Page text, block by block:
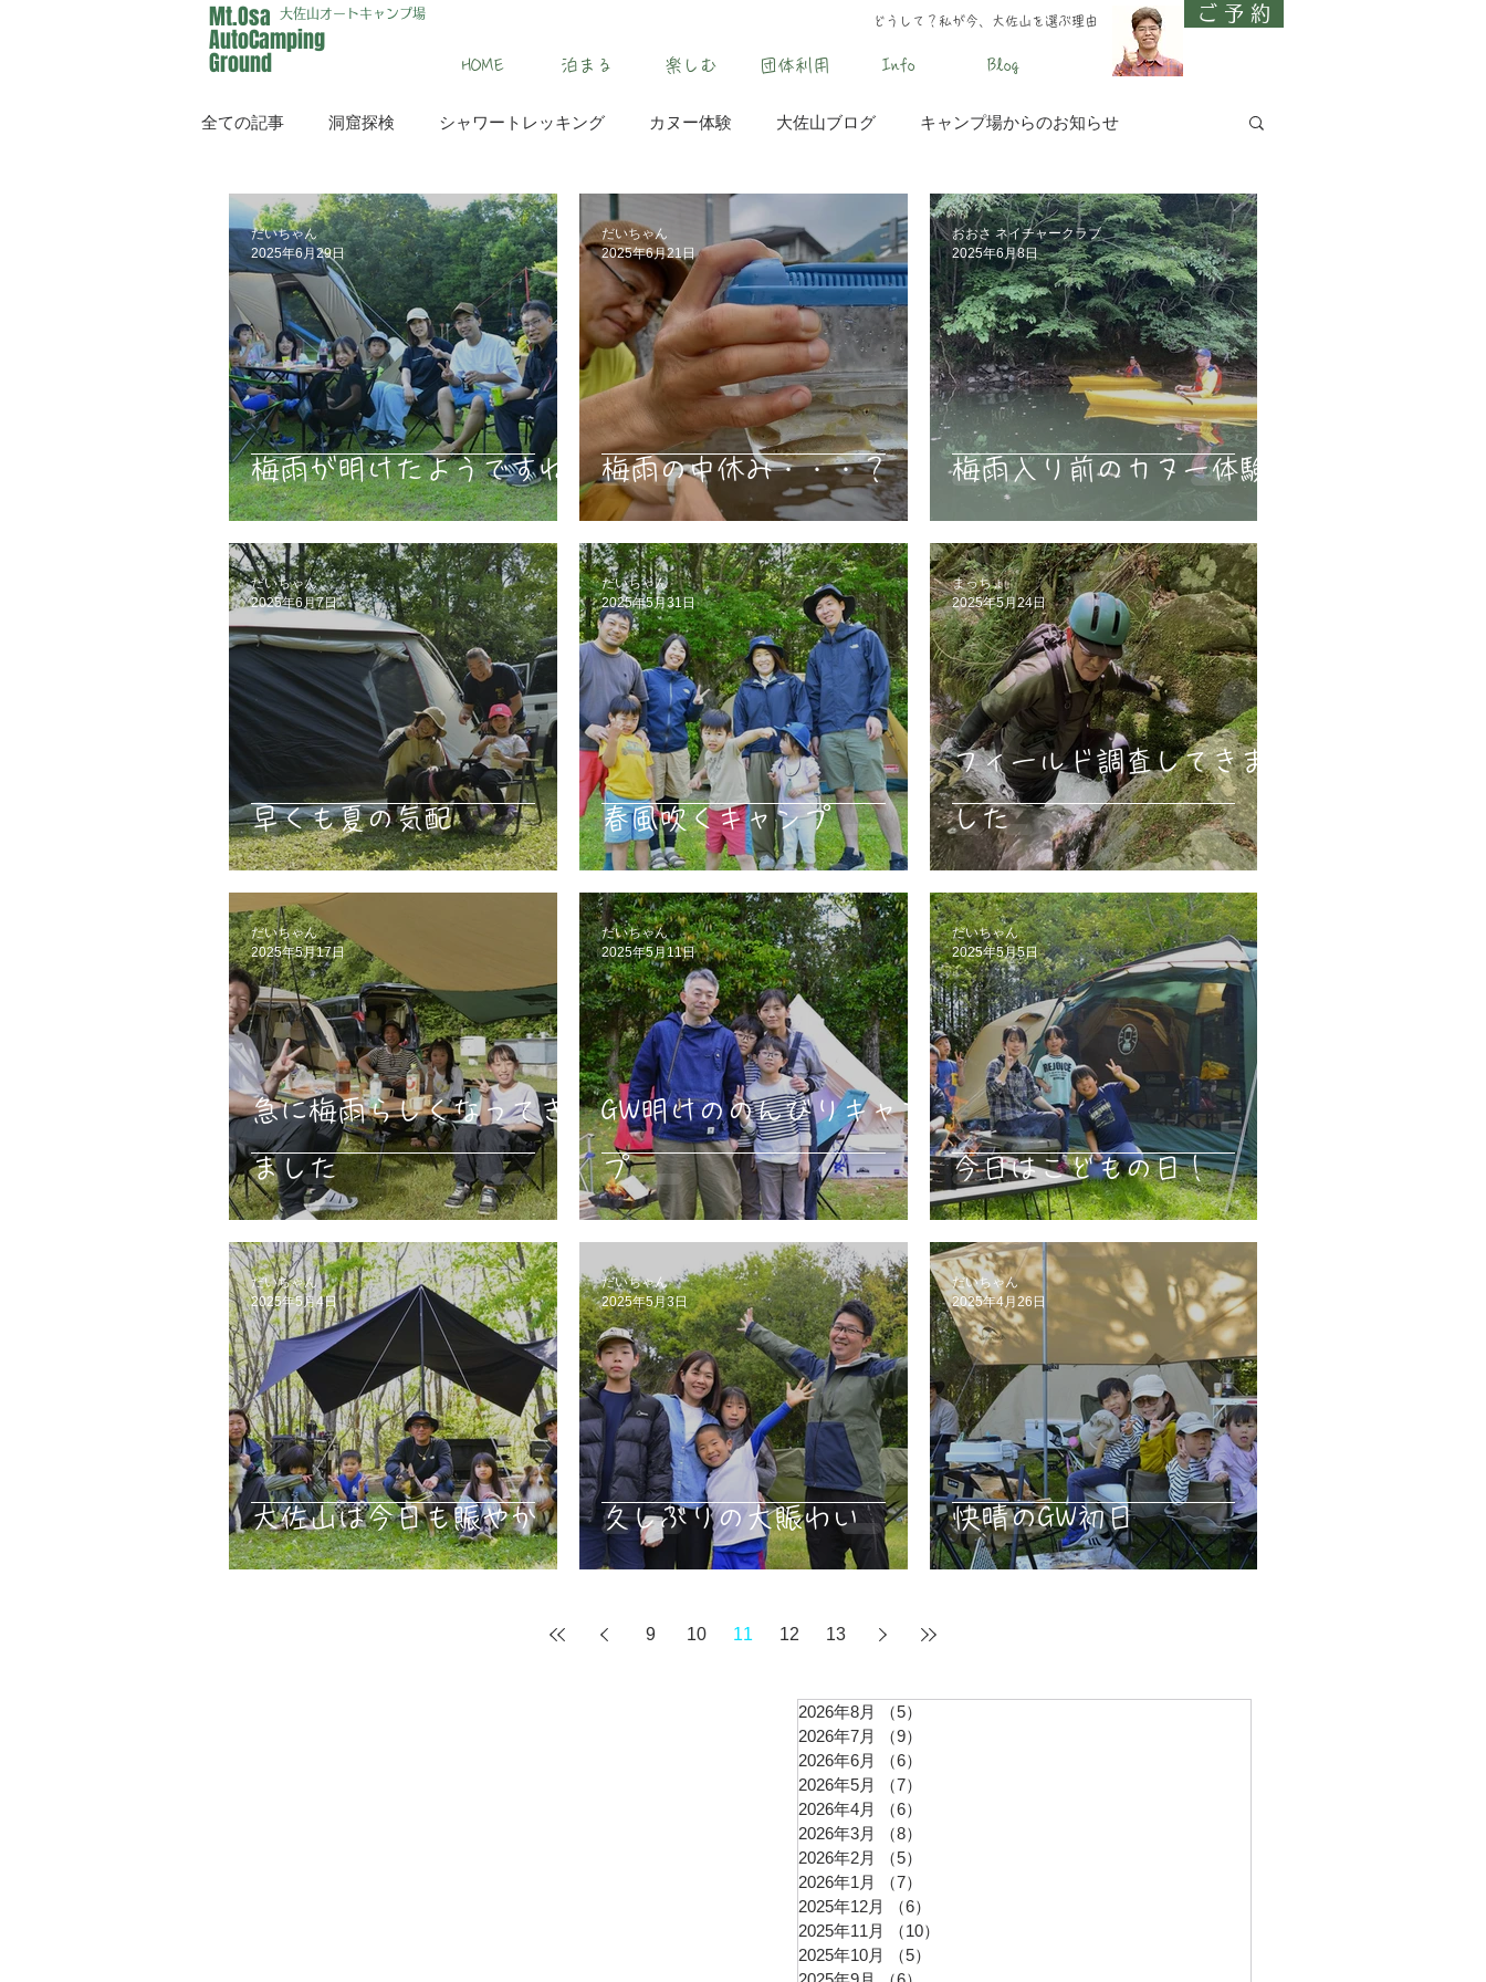
Mt.Osa
AutoCamping
Ground
大佐山オートキャンプ場
どうして？私が今、大佐山を選ぶ理由
HOME 泊まる 楽しむ 団体利用 Info Blog
ご 予 約
全ての記事 洞窟探検 シャワートレッキング カヌー体験 大佐山ブログ キャンプ場からのお知らせ
イベント メディア
梅雨が明けたようですね
だいちゃん
2025年6月29日
梅雨の中休み・・・？
だいちゃん
2025年6月21日
梅雨入り前のカヌー体験
おおさ ネイチャークラブ
2025年6月8日
早くも夏の気配
だいちゃん
2025年6月7日
春風吹くキャンプ
だいちゃん
2025年5月31日
フィールド調査してきま
した
まっちょ
2025年5月24日
急に梅雨らしくなってき
ました
だいちゃん
2025年5月17日
GW明けののんびりキャン
プ
だいちゃん
2025年5月11日
今日はこどもの日！
だいちゃん
2025年5月5日
大佐山は今日も賑やか
だいちゃん
2025年5月4日
久しぶりの大賑わい
だいちゃん
2025年5月3日
快晴のGW初日
だいちゃん
2025年4月26日
9 10 11 12 13
2026年8月 （5）
2026年7月
（9）
2026年6月
（6）
2026年5月
（7）
2026年4月
（6）
2026年3月
（8）
2026年2月
（5）
2026年1月
（7）
2025年12月
（6）
2025年11月
（10）
2025年10月
（5）